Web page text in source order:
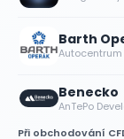
Barth
Autocentrum
Benecko
AnTePo
Při obchodování